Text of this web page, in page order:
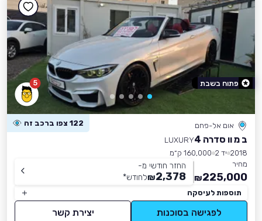
5
אום אל-פחם 122 צפו ברכב זה
ב מ וו סדרה 4
LUXURY
2018 יד 2
160,000 ק״מ
מחיר
225,000
₪
החזר חודשי מ-
2,378
₪לחודש*
תוספות לעיסקה
לפגישה בסוכנות יצירת קשר
פתוח בשבת